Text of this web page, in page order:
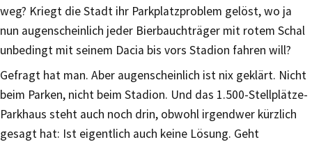
weg? Kriegt die Stadt ihr Parkplatzproblem gelöst, wo ja
nun augenscheinlich jeder Bierbauchträger mit rotem Schal
unbedingt mit seinem Dacia bis vors Stadion fahren will?
Gefragt hat man. Aber augenscheinlich ist nix geklärt. Nicht
beim Parken, nicht beim Stadion. Und das 1.500-Stellplätze-
Parkhaus steht auch noch drin, obwohl irgendwer kürzlich
gesagt hat: Ist eigentlich auch keine Lösung. Geht